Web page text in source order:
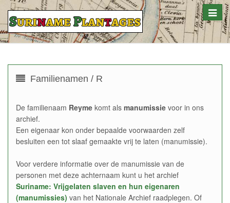
Toggle
Familienamen / R
De familienaam Reyme komt als manumissie voor in ons
archief.
Een eigenaar kon onder bepaalde voorwaarden zelf
besluiten een tot slaaf gemaakte vrij te laten (manumissie).
Voor verdere informatie over de manumissie van de
personen met deze achternaam kunt u het archief
Suriname: Vrijgelaten slaven en hun eigenaren
(manumissies) van het Nationale Archief raadplegen. Of